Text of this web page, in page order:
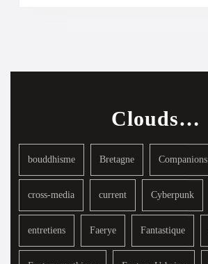
Clouds…
bouddhisme Bretagne Companions
cross-media current Cyberpunk
entretiens Faerye Fantastique